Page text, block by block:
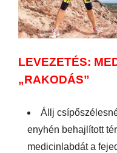
LEVEZETÉS:
„RAKODÁS”
Állj
enyhén behajlított
medicinlabdát a